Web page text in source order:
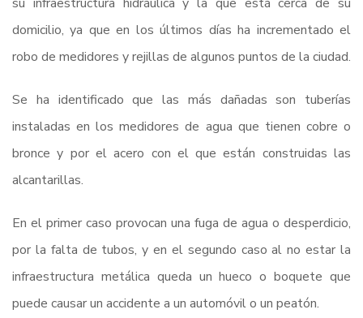
domicilio, ya que en los últimos días ha incrementado el
robo de medidores y rejillas de algunos puntos de la ciudad.
Se ha identificado que las más dañadas son tuberías
instaladas en los medidores de agua que tienen cobre o
bronce y por el acero con el que están construidas las
alcantarillas.
En el primer caso provocan una fuga de agua o desperdicio,
por la falta de tubos, y en el segundo caso al no estar la
infraestructura metálica queda un hueco o boquete que
puede causar un accidente a un automóvil o un peatón.